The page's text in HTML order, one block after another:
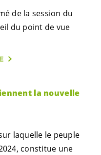
de la session du
du point de vue
la nouvelle
laquelle le peuple
constitue une